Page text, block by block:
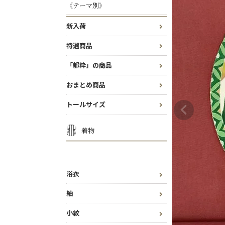
《テーマ別》
新入荷
特選商品
「都粋」の商品
おまとめ商品
トールサイズ
着物
浴衣
紬
小紋